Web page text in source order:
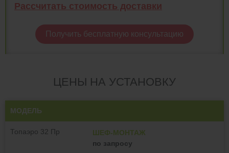
Рассчитать стоимость доставки
Получить бесплатную консультацию
ЦЕНЫ НА УСТАНОВКУ
МОДЕЛЬ
Топаэро 32 Пр
ШЕФ-МОНТАЖ
по запросу